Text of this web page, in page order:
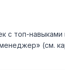
с топ-навыками
(см.